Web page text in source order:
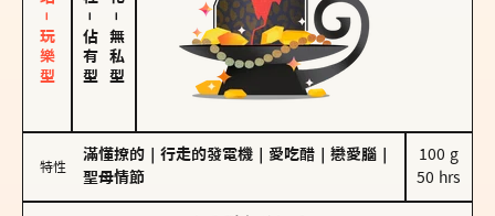
－
佔有型
－
無私型
特性
滿懂撩的 行走的發電機 愛吃醋 戀愛腦
聖母情節
100 g
50 hrs